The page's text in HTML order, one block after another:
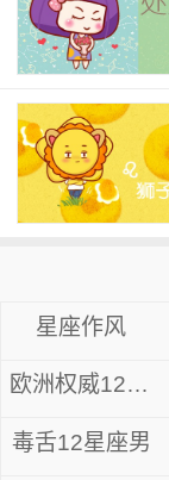
星座作风
欧洲权威12星座分析
毒舌12星座男